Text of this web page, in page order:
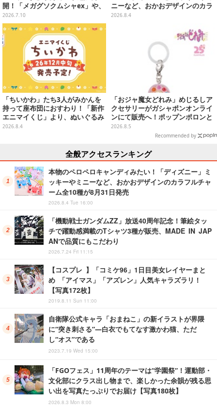
開！「メガグソクムシャex」や、
2枚1組で使うスタジアムがさらに
登場
2026.7.10
ニーなど、おかおデザインのカラ
フルチャーム全10種が8月31日発
2026.8.4
「ちいかわ」たち3人がみかんを
持って座布団におすわり！「新作
エニマイくじ」より、ぬいぐるみ
画像が初公開
2026.8.4
「おジャ魔女どれみ」めじるしア
クセサリーがガシャポンオンライ
ンにて販売へ！ポップンポロンと
魔法玉の2連チャームなど全9種
2026.8.5
Recommended by
全般アクセスランキング
本物のペロペロキャンディみたい！「ディズニー」ミ
ッキーやミニーなど、おかおデザインのカラフルチャ
ーム全10種が8月31日発売
2026.8.4 Tue 16:00
「機動戦士ガンダムZZ」放送40周年記念！筆絵タッ
チで躍動感満載のTシャツ3種が販売、MADE IN JAP
ANで品質にもこだわり
2026.7.24 Fri 11:15
【コスプレ 】「コミケ96」1日目美女レイヤーまと
め 「アイマス」「アズレン」人気キャラズラリ！
【写真172枚】
2019.8.11 Sun 11:00
自衛隊公式キャラ「おまねこ」の新イラストが界隈
に“突き刺さる”―白衣でもてなす激かわ猫、ただ
し“オス”である
2023.7.19 Wed 15:00
「FGOフェス」11周年のテーマは“学園祭”！運動部・
文化部にクラス出し物まで、楽しかった余韻が残る思
い出を写真たっぷりでお届け【写真180枚】
2026.8.3 Mon 8:00